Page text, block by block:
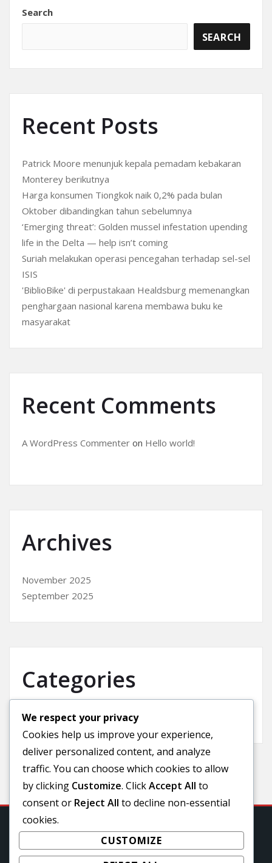
Search
SEARCH
Recent Posts
Patrick Moore menunjuk kepala pemadam kebakaran
Monterey berikutnya
Harga konsumen Tiongkok naik 0,2% pada bulan
Oktober dibandingkan tahun sebelumnya
‘Emerging threat’: Golden mussel infestation upending
life in the Delta — help isn’t coming
Suriah melakukan operasi pencegahan terhadap sel-sel
ISIS
'BiblioBike' di perpustakaan Healdsburg memenangkan
penghargaan nasional karena membawa buku ke
masyarakat
Recent Comments
A WordPress Commenter on Hello world!
Archives
November 2025
September 2025
Categories
Uncategorized
We respect your privacy
Cookies help us improve your experience,
deliver personalized content, and analyze
traffic. You can choose which cookies to allow
by clicking Customize. ClickAccept All to
consent or Reject All to decline non-essential
cookies.
CUSTOMIZE